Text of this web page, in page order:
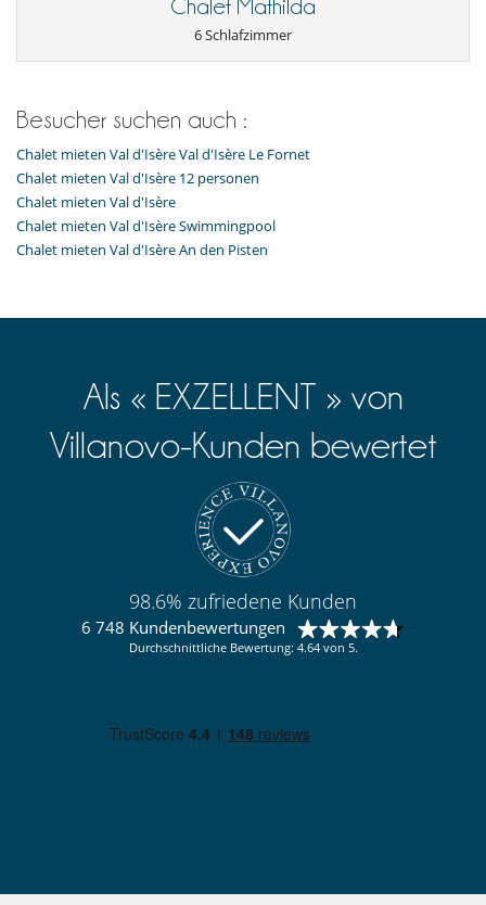
Unterhaltung, Wohlbefinden & Sport
Kinosaal
Sauna
Skischuhwärmern
Sound system
Spielzimmer
Chalet Mathilda
6 Schlafzimmer
Besucher suchen auch :
Chalet mieten Val d'Isère Val d'Isère Le Fornet
Chalet mieten Val d'Isère 12 personen
Chalet mieten Val d'Isère
Chalet mieten Val d'Isère Swimmingpool
Chalet mieten Val d'Isère An den Pisten
Als « EXZELLENT » von
Villanovo-Kunden bewertet
98.6% zufriedene Kunden
6 748 Kundenbewertungen
Durchschnittliche Bewertung: 4.64 von 5.